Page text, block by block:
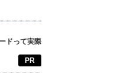
ドって実際
PR